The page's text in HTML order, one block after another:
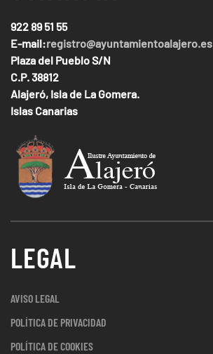
922 89 51 55
E-mail:registro@ayuntamientoalajero.es
Plaza del Pueblo S/N
C.P. 38812
Alajeró, Isla de La Gomera.
Islas Canarias
LEGAL
AVISO LEGAL
POLÍTICA DE PRIVACIDAD
POLÍTICA DE COOKIES